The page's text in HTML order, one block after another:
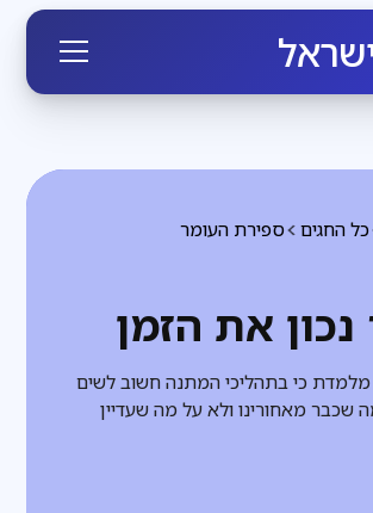
ספירת העומר כל החגים
את הזמן
כי בתהליכי המתנה חשוב לשים
מאחורינו ולא על מה שעדיין